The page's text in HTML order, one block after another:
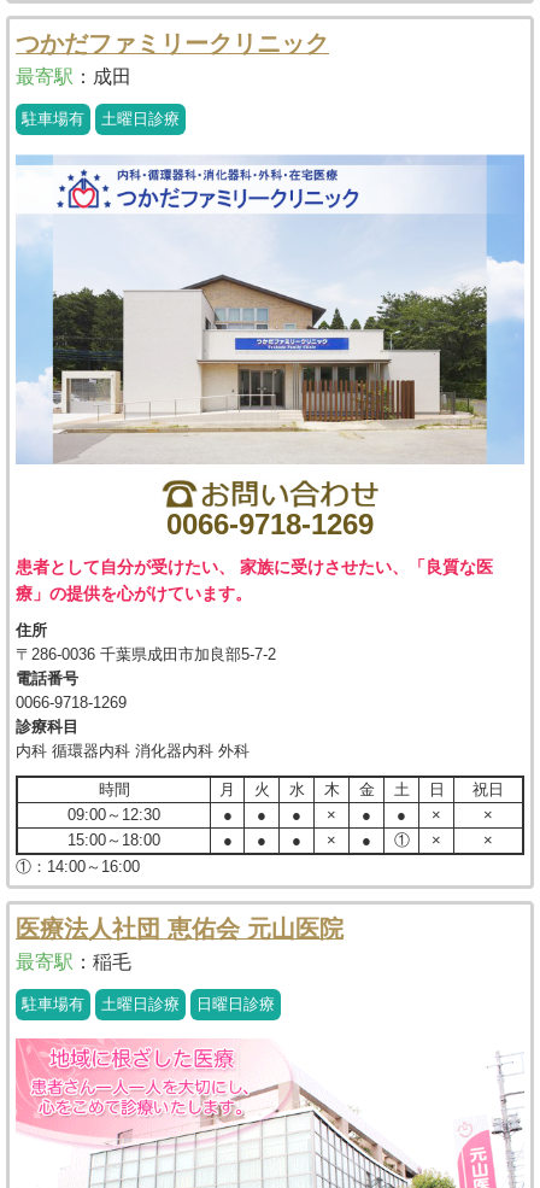
つかだファミリークリニック
最寄駅 ： 成田
駐車場有 土曜日診療
0066-9718-1269
患者として自分が受けたい、 家族に受けさせたい、「良質な医
療」の提供を心がけています。
住所
〒286-0036 千葉県成田市加良部5-7-2
電話番号
0066-9718-1269
診療科目
内科 循環器内科 消化器内科 外科
時間 月 火 水 木 金 土 日
祝日
09:00～12:30
● ● ● × ● ● ×
×
15:00～18:00
● ● ● × ● ① ×
×
①：14:00～16:00
医療法人社団 恵佑会 元山医院
最寄駅 ： 稲毛
駐車場有 土曜日診療 日曜日診療